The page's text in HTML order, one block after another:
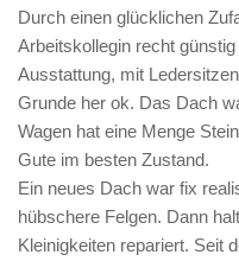
Durch einen glücklichen
Arbeitskollegin recht
Ausstattung, mit
Grunde her ok. Das Dach
Wagen hat eine Menge
Gute im besten Zustand.
Ein neues Dach war fix
hübschere Felgen. Dann
Kleinigkeiten repariert. Seit